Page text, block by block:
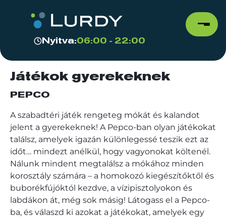
Nyitva:06:00 - 22:00
Játékok gyerekeknek
PEPCO
A szabadtéri játék rengeteg mókát és kalandot
jelent a gyerekeknek! A Pepco-ban olyan játékokat
találsz, amelyek igazán különlegessé teszik ezt az
időt… mindezt anélkül, hogy vagyonokat költenél.
Nálunk mindent megtalálsz a mókához minden
korosztály számára – a homokozó kiegészítőktől és
buborékfújóktól kezdve, a vízipisztolyokon és
labdákon át, még sok másig! Látogass el a Pepco-
ba, és válaszd ki azokat a játékokat, amelyek egy